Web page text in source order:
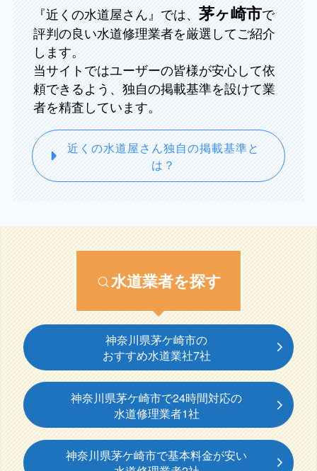
『近くの水道屋さん』では、 茅ヶ崎市で
評判の良い水道修理業者を厳選してご紹介
します。
当サイトではユーザーの皆様が安心して依
頼できるよう、独自の掲載基準を設けて業
者を精査しています。
近くの水道屋さん独自の掲載基準と
は？
水道業者を探す
神奈川県茅ケ崎市の
おすすめ水道業社7社
神奈川県茅ケ崎市で24時間対応の
水道修理業者1社
神奈川県茅ケ崎市で基本料金が安い